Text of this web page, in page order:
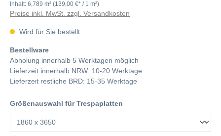
Inhalt: 6,789 m² (139,00 €* / 1 m²)
Preise inkl. MwSt. zzgl. Versandkosten
Wird für Sie bestellt
Bestellware
Abholung innerhalb 5 Werktagen möglich
Lieferzeit innerhalb NRW: 10-20 Werktage
Lieferzeit restliche BRD: 15-35 Werktage
Größenauswahl für Trespaplatten